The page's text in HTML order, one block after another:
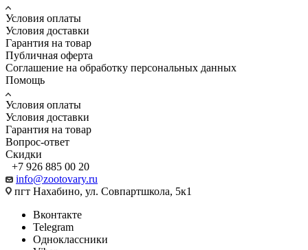
Условия оплаты
Условия доставки
Гарантия на товар
Публичная оферта
Соглашение на обработку персональных данных
Помощь
Условия оплаты
Условия доставки
Гарантия на товар
Вопрос-ответ
Скидки
+7 926 885 00 20
info@zootovary.ru
пгт Нахабино, ул. Совпартшкола, 5к1
Вконтакте
Telegram
Одноклассники